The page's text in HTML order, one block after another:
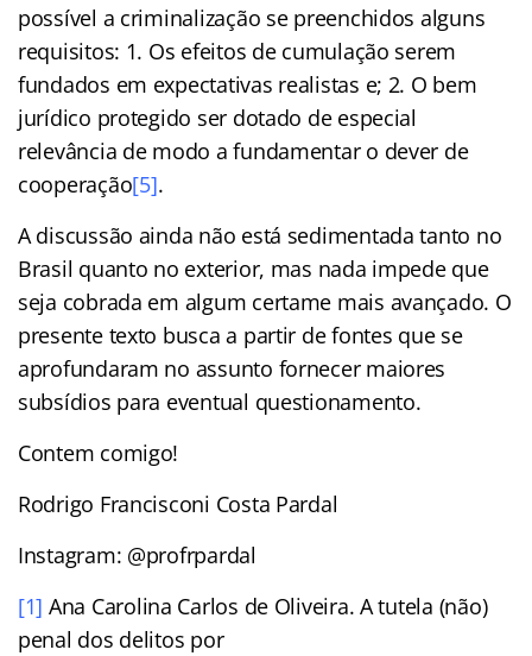
possível a criminalização se preenchidos alguns
requisitos: 1. Os efeitos de cumulação serem
fundados em expectativas realistas e; 2. O bem
jurídico protegido ser dotado de especial
relevância de modo a fundamentar o dever de
cooperação[5].
A discussão ainda não está sedimentada tanto no
Brasil quanto no exterior, mas nada impede que
seja cobrada em algum certame mais avançado. O
presente texto busca a partir de fontes que se
aprofundaram no assunto fornecer maiores
subsídios para eventual questionamento.
Contem comigo!
Rodrigo Francisconi Costa Pardal
Instagram: @profrpardal
[1] Ana Carolina Carlos de Oliveira. A tutela (não)
penal dos delitos por